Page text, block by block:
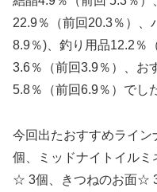
22.9％（前回20.3％）、
8.9％)、釣り用品12.2％
3.6％（前回3.9％）、お
5.8％（前回6.9％）でし
今回出たおすすめライ
個、ミッドナイトイルミ
☆ 3個、きつねのお面☆